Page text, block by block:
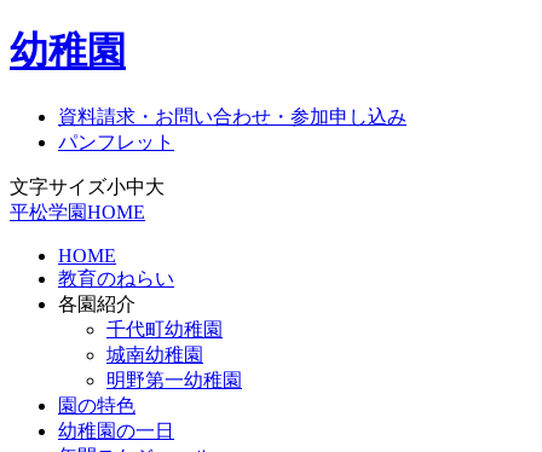
幼稚園
資料請求・お問い合わせ・参加申し込み
パンフレット
文字サイズ小中大
平松学園HOME
HOME
教育のねらい
各園紹介
千代町幼稚園
城南幼稚園
明野第一幼稚園
園の特色
幼稚園の一日